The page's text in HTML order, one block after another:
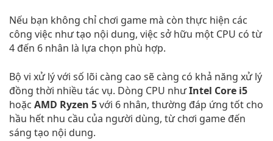
Nếu bạn không chỉ chơi game mà còn thực hiện các
công việc như tạo nội dung, việc sở hữu một CPU có từ
4 đến 6 nhân là lựa chọn phù hợp.
Bộ vi xử lý với số lõi càng cao sẽ càng có khả năng xử lý
đồng thời nhiều tác vụ. Dòng CPU nhưIntel Core i5
hoặc AMD Ryzen 5với 6 nhân, thường đáp ứng tốt cho
hầu hết nhu cầu của người dùng, từ chơi game đến
sáng tạo nội dung.